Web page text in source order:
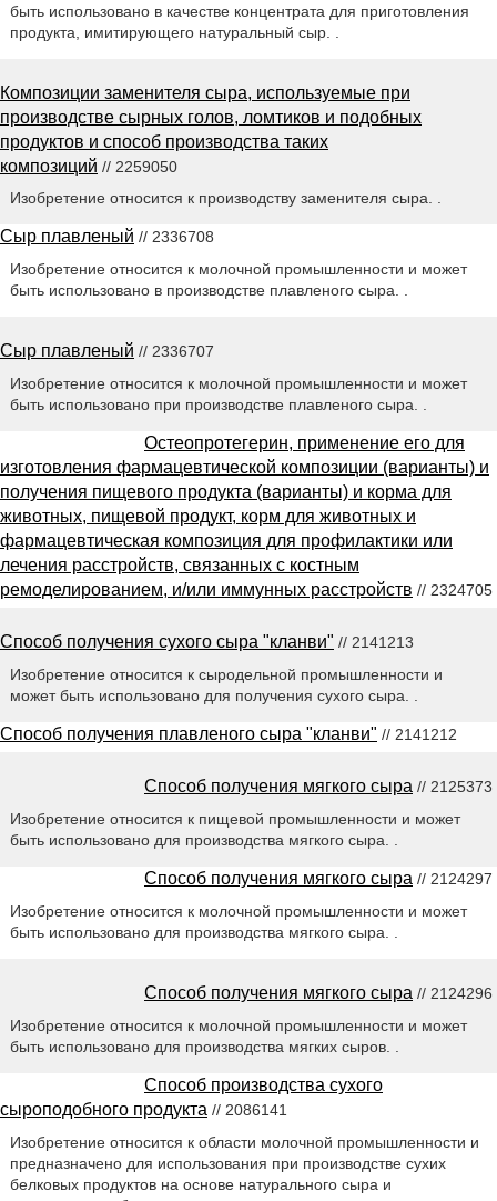
быть использовано в качестве концентрата для приготовления
продукта, имитирующего натуральный сыр. .
Композиции заменителя сыра, используемые при
производстве сырных голов, ломтиков и подобных
продуктов и способ производства таких
композиций // 2259050
Изобретение относится к производству заменителя сыра. .
Сыр плавленый // 2336708
Изобретение относится к молочной промышленности и может
быть использовано в производстве плавленого сыра. .
Сыр плавленый // 2336707
Изобретение относится к молочной промышленности и может
быть использовано при производстве плавленого сыра. .
Остеопротегерин, применение его для
изготовления фармацевтической композиции (варианты) и
получения пищевого продукта (варианты) и корма для
животных, пищевой продукт, корм для животных и
фармацевтическая композиция для профилактики или
лечения расстройств, связанных с костным
ремоделированием, и/или иммунных расстройств // 2324705
Способ получения сухого сыра "кланви" // 2141213
Изобретение относится к сыродельной промышленности и
может быть использовано для получения сухого сыра. .
Способ получения плавленого сыра "кланви" // 2141212
Способ получения мягкого сыра // 2125373
Изобретение относится к пищевой промышленности и может
быть использовано для производства мягкого сыра. .
Способ получения мягкого сыра // 2124297
Изобретение относится к молочной промышленности и может
быть использовано для производства мягкого сыра. .
Способ получения мягкого сыра // 2124296
Изобретение относится к молочной промышленности и может
быть использовано для производства мягких сыров. .
Способ производства сухого
сыроподобного продукта // 2086141
Изобретение относится к области молочной промышленности и
предназначено для использования при производстве сухих
белковых продуктов на основе натурального сыра и